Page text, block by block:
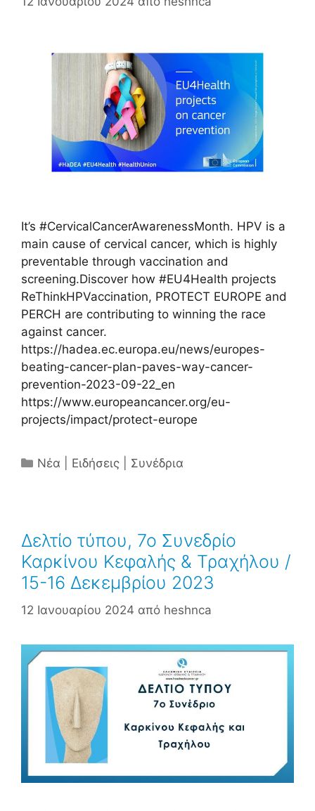
It’s #CervicalCancerAwarenessMonth. HPV is a
main cause of cervical cancer, which is highly
preventable through vaccination and
screening.Discover how #EU4Health projects
ReThinkHPVaccination, PROTECT EUROPE and
PERCH are contributing to winning the race
against cancer.
https://hadea.ec.europa.eu/news/europes-
beating-cancer-plan-paves-way-cancer-
prevention-2023-09-22_en
https://www.europeancancer.org/eu-
projects/impact/protect-europe
Κατηγορίες
Νέα | Ειδήσεις | Συνέδρια
Δελτίο τύπου, 7ο Συνεδρίο
Καρκίνου Κεφαλής & Τραχήλου /
15-16 Δεκεμβρίου 2023
12 Ιανουαρίου 2024 από heshnca